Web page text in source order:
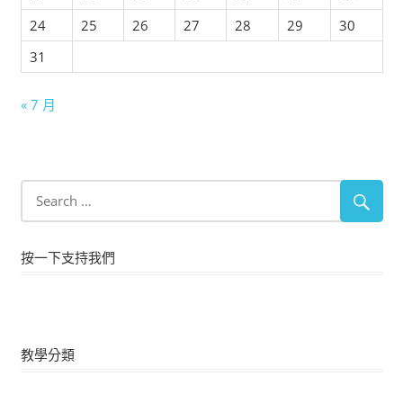
24
25 26 27 28 29
30
31
« 7 月
按一下支持我們
教學分類